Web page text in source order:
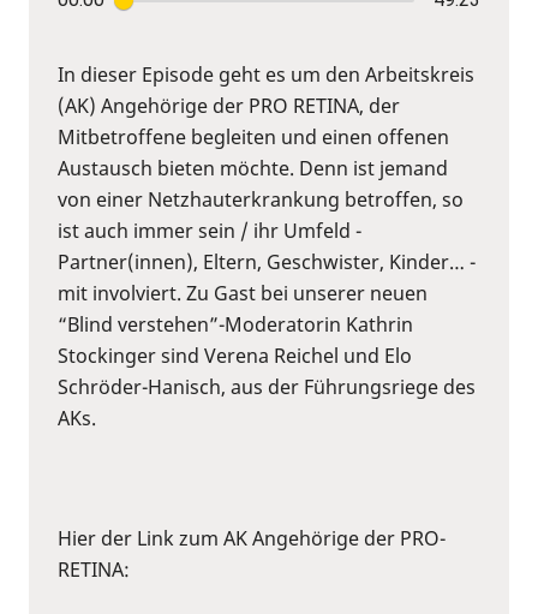
In dieser Episode geht es um den Arbeitskreis
(AK) Angehörige der PRO RETINA, der
Mitbetroffene begleiten und einen offenen
Austausch bieten möchte. Denn ist jemand
von einer Netzhauterkrankung betroffen, so
ist auch immer sein / ihr Umfeld -
Partner(innen), Eltern, Geschwister, Kinder… -
mit involviert. Zu Gast bei unserer neuen
“Blind verstehen”-Moderatorin Kathrin
Stockinger sind Verena Reichel und Elo
Schröder-Hanisch, aus der Führungsriege des
AKs.
Hier der Link zum AK Angehörige der PRO-
RETINA: